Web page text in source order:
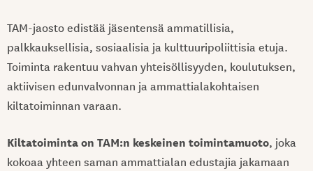
TAM-jaosto edistää jäsentensä ammatillisia,
palkkauksellisia, sosiaalisia ja kulttuuripoliittisia etuja.
Toiminta rakentuu vahvan yhteisöllisyyden, koulutuksen,
aktiivisen edunvalvonnan ja ammattialakohtaisen
kiltatoiminnan varaan.
Kiltatoiminta on TAM:n keskeinen toimintamuoto, joka
kokoaa yhteen saman ammattialan edustajia jakamaan